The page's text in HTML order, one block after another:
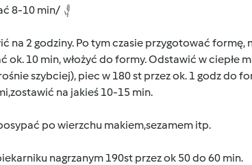
8-10 min/
na 2 godziny. Po tym czasie przygotować formę,
ok. 10 min, włożyć do formy. Odstawić w ciepłe
szybciej), piec w 180 st przez ok. 1 godz do
na jakieś 10-15 min.
po wierzchu makiem,sezamem itp.
nagrzanym 190st przez ok 50 do 60 min.